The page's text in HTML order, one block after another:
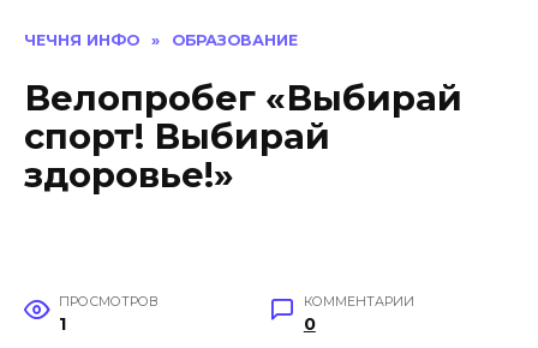
ЧЕЧНЯ ИНФО » ОБРАЗОВАНИЕ
Велопробег «Выбирай
спорт! Выбирай
здоровье!»
ПРОСМОТРОВ
1
КОММЕНТАРИИ
0